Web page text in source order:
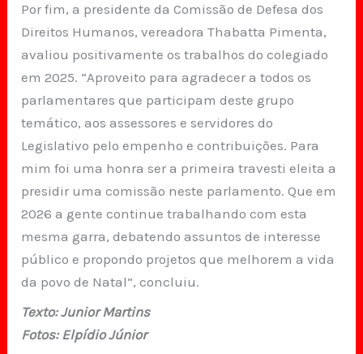
Por fim, a presidente da Comissão de Defesa dos
Direitos Humanos, vereadora Thabatta Pimenta,
avaliou positivamente os trabalhos do colegiado
em 2025. “Aproveito para agradecer a todos os
parlamentares que participam deste grupo
temático, aos assessores e servidores do
Legislativo pelo empenho e contribuições. Para
mim foi uma honra ser a primeira travesti eleita a
presidir uma comissão neste parlamento. Que em
2026 a gente continue trabalhando com esta
mesma garra, debatendo assuntos de interesse
público e propondo projetos que melhorem a vida
da povo de Natal”, concluiu.
Texto: Junior Martins
Fotos: Elpídio Júnior